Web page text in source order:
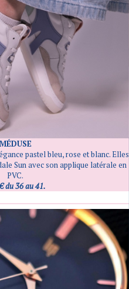
MÉDUSE
pastel bleu, rose et blanc. Elles
Sun avec son applique latérale en
PVC.
du 36 au 41.